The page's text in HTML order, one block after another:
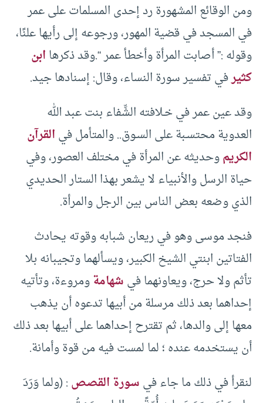
ومن الوقائع المشهورة رد إحدى المسلمات على عمر
في المسجد في قضية المهور، ورجوعه إلى رأيها علنًا،
وقوله :” أصابت المرأة وأخطأ عمر “.وقد ذكرهاابن
كثيرفي تفسير سورة النساء، وقال: إسنادها جيد.
وقد عين عمر في خـلافته الشِّفاء بنت عبد الله
العدوية محتسـبة على السـوق.. والمتأمل فيالقرآن
الكريموحديثه عن المرأة في مختلف العصور، وفي
حياة الرسل والأنبياء لا يشعر بهذا الستار الحديدي
الذي وضعه بعض الناس بين الرجل والمرأة.
فنجد موسى وهو في ريعان شبابه وقوته يحادث
الفتاتين ابنتي الشيخ الكبير، ويسألهما وتجيبانه بلا
تأثم ولا حرج، ويعاونهما فيشهامةومروءة، وتأتيه
إحداهما بعد ذلك مرسلة من أبيها تدعوه أن يذهب
معها إلى والدها، ثم تقترح إحداهما على أبيها بعد ذلك
أن يستخدمه عنده ؛ لما لمست فيه من قوة وأمانة.
لنقرأ في ذلك ما جاء فيسورة القصص: (ولما وَرَدَ